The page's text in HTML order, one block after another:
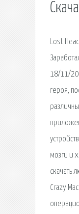
Lost
18/11/
героя,
мозги и
скачать
Crazy